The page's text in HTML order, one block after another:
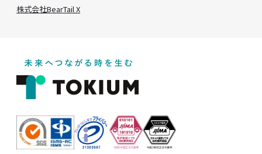
株式会社BearTail X